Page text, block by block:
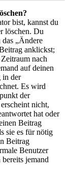
bist, kannst du
löschen. Du
„Ändere
anklickst;
nach
auf deinen
in der
Es wird
der
nicht,
hat oder
Beitrag
sie es für nötig
Beitrag
Benutzer
jemand